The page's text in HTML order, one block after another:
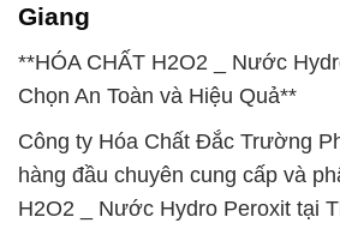
Giang
**HÓA CHẤT H2O2 _ Nước
Chọn An Toàn và Hiệu Quả**
Công ty Hóa Chất Đắc Trường
hàng đầu chuyên cung cấp và
H2O2 _ Nước Hydro Peroxit tại